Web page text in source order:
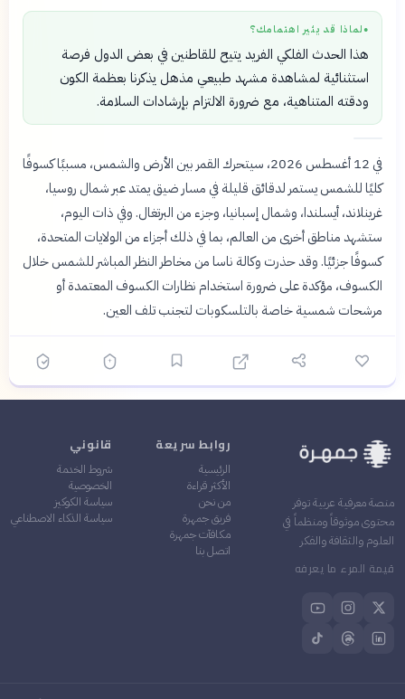
● لماذا قد يثير اهتمامك؟
هذا الحدث الفلكي الفريد يتيح للقاطنين في بعض الدول فرصة
استثنائية لمشاهدة مشهد طبيعي مذهل يذكرنا بعظمة الكون
ودقته المتناهية، مع ضرورة الالتزام بإرشادات السلامة.
في 12 أغسطس 2026، سيتحرك القمر بين الأرض والشمس، مسببًا كسوفًا
كليًا للشمس يستمر لدقائق قليلة في مسار ضيق يمتد عبر شمال روسيا،
غرينلاند، أيسلندا، وشمال إسبانيا، وجزء من البرتغال. وفي ذات اليوم،
ستشهد مناطق أخرى من العالم، بما في ذلك أجزاء من الولايات المتحدة،
كسوفًا جزئيًا. وقد حذرت وكالة ناسا من مخاطر النظر المباشر للشمس خلال
الكسوف، مؤكدة على ضرورة استخدام نظارات الكسوف المعتمدة أو
مرشحات شمسية خاصة بالتلسكوبات لتجنب تلف العين.
منصة معرفية عربية توفر
محتوى موثوقاً ومنظماً في
العلوم والثقافة والفكر
قيمة المرء ما يعرفه
روابط سريعة
الرئيسية
الأكثر قراءة
من نحن
فريق جمهرة
مكافآت جمهرة
اتصل بنا
قانوني
شروط الخدمة
الخصوصية
سياسة الكوكيز
سياسة الذكاء الاصطناعي